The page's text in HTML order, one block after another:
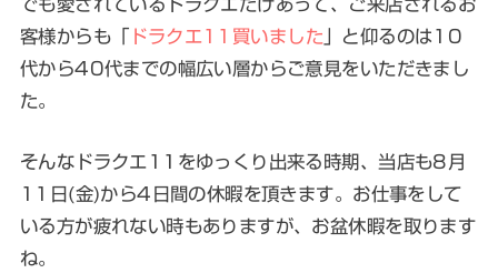
客様からも「 ドラクエ11買いました 」と仰るのは10
代から40代までの幅広い層からご意見をいただきまし
た。
そんなドラクエ11をゆっくり出来る時期、当店も8月
11日(金)から4日間の休暇を頂きます。お仕事をして
いる方が疲れない時もありますが、お盆休暇を取ります
ね。